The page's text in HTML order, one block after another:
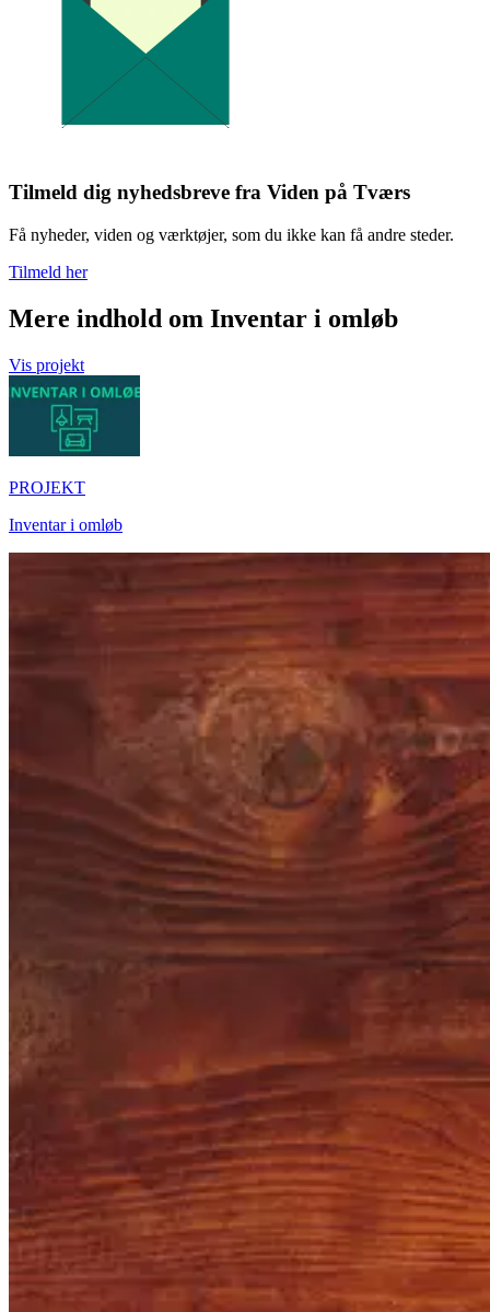
Tilmeld dig nyhedsbreve fra Viden på Tværs
Få nyheder, viden og værktøjer, som du ikke kan få andre steder.
Tilmeld her
Mere indhold om Inventar i omløb
Vis projekt
PROJEKT
Inventar i omløb